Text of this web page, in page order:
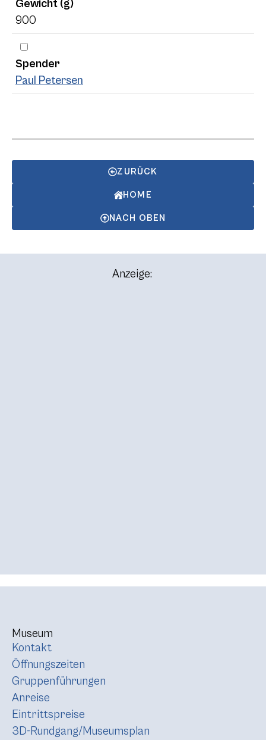
Gewicht (g)
900
Spender
Paul Petersen
ZURÜCK
HOME
NACH OBEN
Anzeige:
Museum
Kontakt
Öffnungszeiten
Gruppenführungen
Anreise
Eintrittspreise
3D-Rundgang/Museumsplan